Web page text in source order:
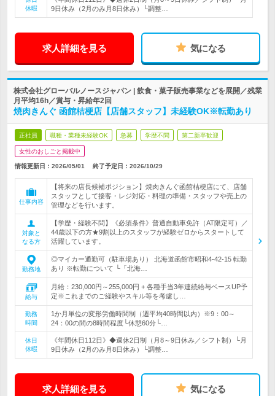
休暇
9日休み（2月のみ月8日休み）└調整…
求人詳細を見る 気になる
株式会社グローバルノースジャパン | 飲食・菓子販売事業などを展開／残業
月平均16h／賞与・昇給年2回
焼肉きんぐ 函館桔梗店【店舗スタッフ】未経験OK※転勤あり
正社員 職種・業種未経験OK 急募 学歴不問 第二新卒歓迎
女性のおしごと掲載中
情報更新日：2026/05/01 終了予定日： 2026/10/29
仕事内容
【将来の店長候補ポジション】焼肉きんぐ函館桔梗店にて、店舗
スタッフとして接客・レジ対応・料理の準備・スタッフや売上の
管理などを行います。
対象と
なる方
【学歴・経験不問】《必須条件》普通自動車免許（AT限定可）／
44歳以下の方★9割以上のスタッフが経験ゼロからスタートして
活躍しています。
勤務地
◎マイカー通勤可（駐車場あり） 北海道函館市昭和4-42-15 転勤
あり ※転勤について └「北海…
給与
月給：230,000円～255,000円 + 各種手当3年連続給与ベースUP予
定※これまでのご経験やスキル等を考慮し…
勤務
時間
1か月単位の変形労働時間制（週平均40時間以内）※9：00～
24：00の間の8時間程度└休憩60分└…
休日
休暇
《年間休日112日》◆週休2日制（月8～9日休み／シフト制）└月
9日休み（2月のみ月8日休み）└調整…
求人詳細を見る 気になる